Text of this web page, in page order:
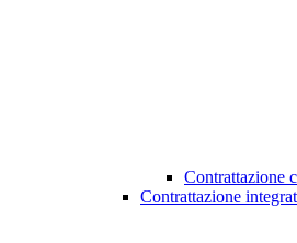
Contrattazione
Contrattazione